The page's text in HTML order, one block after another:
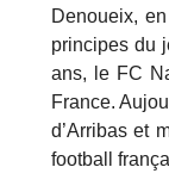
Denoueix,
principes du
ans, le FC
France.
d’Arribas et
football